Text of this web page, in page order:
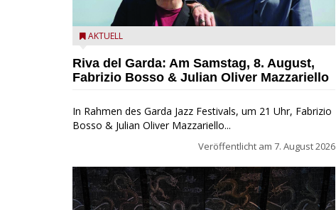
Fabrizio Bosso & Julian Oliver Mazzariello zu Gast beim
AKTUELL
Riva del Garda: Am Samstag, 8. August,
Fabrizio Bosso & Julian Oliver Mazzariello
In Rahmen des Garda Jazz Festivals, um 21 Uhr, Fabrizio
Bosso & Julian Oliver Mazzariello...
Veröffentlicht am 7. August 2026